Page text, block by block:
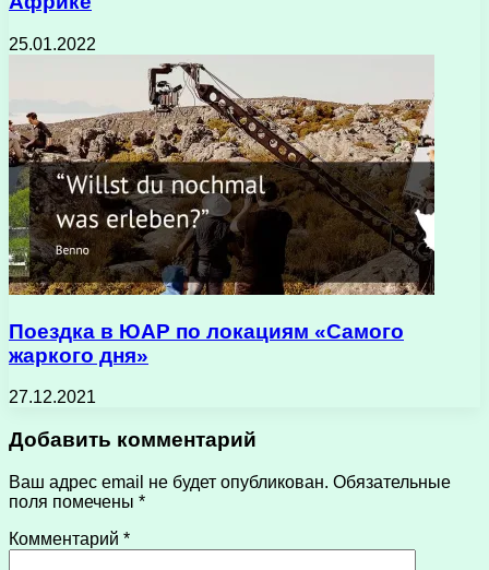
25.01.2022
Поездка в ЮАР по локациям «Самого
жаркого дня»
27.12.2021
Добавить комментарий
Ваш адрес email не будет опубликован. Обязательные
поля помечены *
Комментарий *